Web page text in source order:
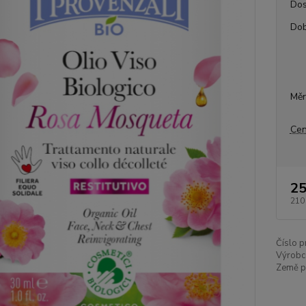
210
Číslo
Země